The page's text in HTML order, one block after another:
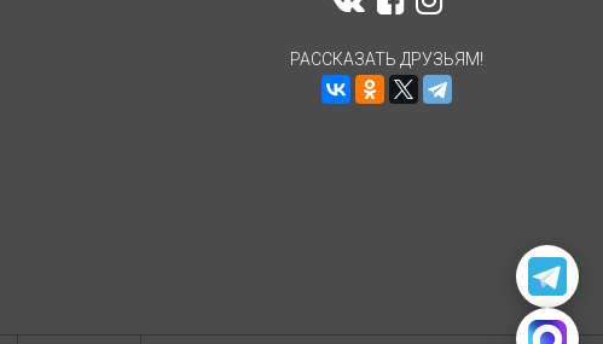
РАССКАЗАТЬ ДРУЗЬЯМ!